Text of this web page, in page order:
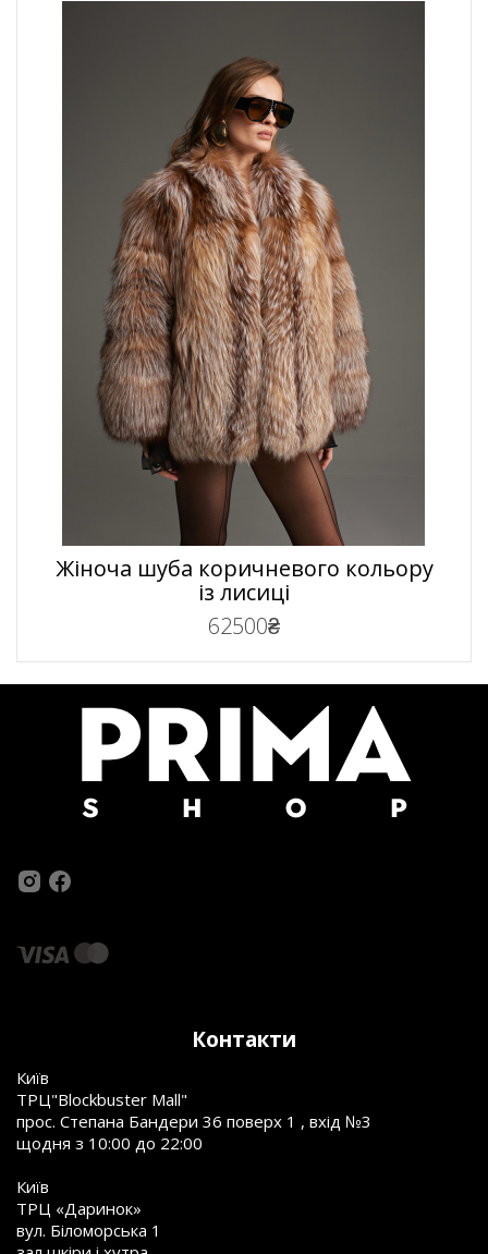
Жіноча шуба коричневого кольору із лисиці поєднує розкіш і
комфорт. Натуральне хутро забезпечує м’якість і тепло, а
глибокий коричневий відтінок додає виробу благородності
та стилю. Лаконічний крій підкреслює жіночність силуету,
роблячи цю шубу вдалим вибором для тих, хто цінує
елегантність і якість у кожній деталі.
Жіноча шуба коричневого кольору
із лисиці
62500₴
Контакти
Київ
ТРЦ"Blockbuster Mall"
прос. Степана Бандери 36 поверх 1 , вхід №3
щодня з 10:00 до 22:00
Київ
ТРЦ «Даринок»
вул. Біломорська 1